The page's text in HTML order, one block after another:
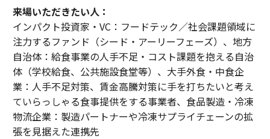
来場いただきたい人：
インパクト投資家・VC：フードテック／社会課題領域に
注力するファンド（シード・アーリーフェーズ）、地方
自治体：給食事業の人手不足・コスト課題を抱える自治
体（学校給食、公共施設食堂等）、大手外食・中食企
業：人手不足対策、賃金高騰対策に手を打ちたいと考え
ていらっしゃる食事提供をする事業者、食品製造・冷凍
物流企業：製造パートナーや冷凍サプライチェーンの拡
張を見据えた連携先